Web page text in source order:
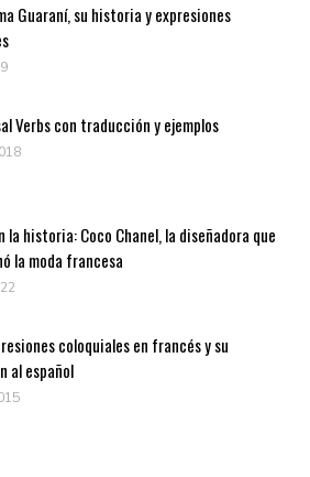
Guaraní, su historia y expresiones
Verbs con traducción y ejemplos
la historia: Coco Chanel, la diseñadora que
la moda francesa
coloquiales en francés y su
al español